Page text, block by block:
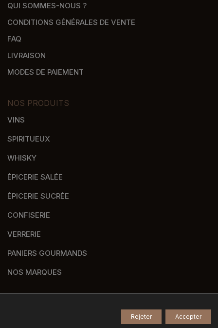
QUI SOMMES-NOUS ?
CONDITIONS GÉNÉRALES DE VENTE
FAQ
LIVRAISON
MODES DE PAIEMENT
NOS PRODUITS
VINS
SPIRITUEUX
WHISKY
ÉPICERIE SALÉE
ÉPICERIE SUCRÉE
CONFISERIE
VERRERIE
PANIERS GOURMANDS
NOS MARQUES
Tous droits réservés -
Accepter
Rejeter